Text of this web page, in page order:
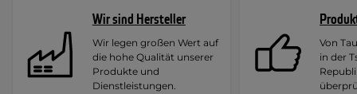
Wir sind Hersteller
Wir legen großen Wert auf
die hohe Qualität unserer
Produkte und
Dienstleistungen.
Von
in der